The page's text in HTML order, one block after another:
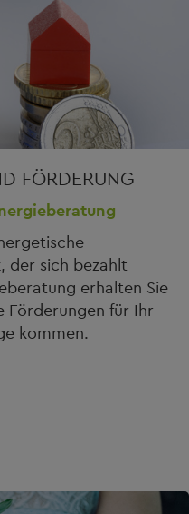
FÖRDERUNG
der sich bezahlt
erhalten Sie
Förderungen für Ihr
kommen.